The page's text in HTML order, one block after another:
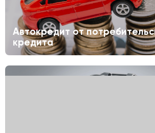
Автокредит от
кредита